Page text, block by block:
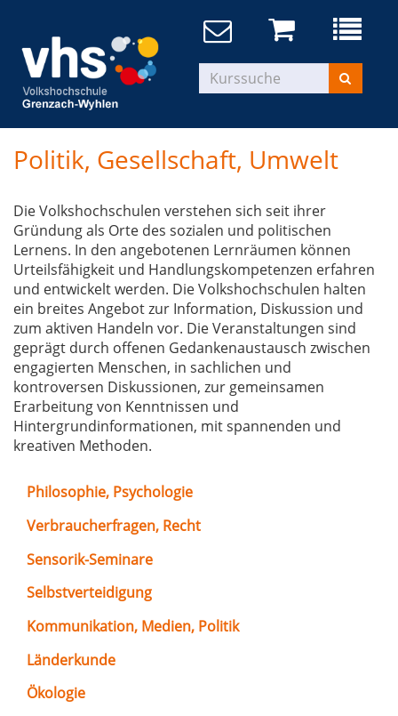
Politik, Gesellschaft, Umwelt
Die Volkshochschulen verstehen sich seit ihrer
Gründung als Orte des sozialen und politischen
Lernens. In den angebotenen Lernräumen können
Urteilsfähigkeit und Handlungskompetenzen erfahren
und entwickelt werden. Die Volkshochschulen halten
ein breites Angebot zur Information, Diskussion und
zum aktiven Handeln vor. Die Veranstaltungen sind
geprägt durch offenen Gedankenaustausch zwischen
engagierten Menschen, in sachlichen und
kontroversen Diskussionen, zur gemeinsamen
Erarbeitung von Kenntnissen und
Hintergrundinformationen, mit spannenden und
kreativen Methoden.
Philosophie, Psychologie
Verbraucherfragen, Recht
Sensorik-Seminare
Selbstverteidigung
Kommunikation, Medien, Politik
Länderkunde
Ökologie